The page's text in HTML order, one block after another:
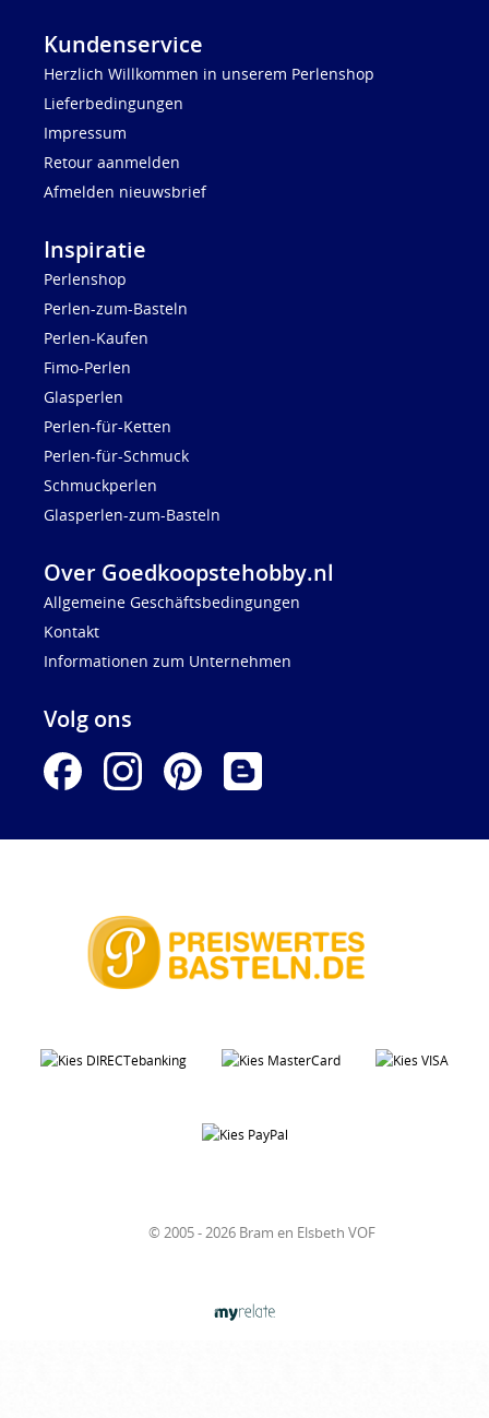
Kundenservice
Herzlich Willkommen in unserem Perlenshop
Lieferbedingungen
Impressum
Retour aanmelden
Afmelden nieuwsbrief
Inspiratie
Perlenshop
Perlen-zum-Basteln
Perlen-Kaufen
Fimo-Perlen
Glasperlen
Perlen-für-Ketten
Perlen-für-Schmuck
Schmuckperlen
Glasperlen-zum-Basteln
Over Goedkoopstehobby.nl
Allgemeine Geschäftsbedingungen
Kontakt
Informationen zum Unternehmen
Volg ons
© 2005 - 2026 Bram en Elsbeth VOF